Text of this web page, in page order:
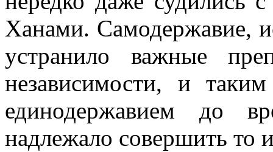
Ханами. Самодержавие,
устранило важные
независимости, и
единодержавием до
надлежало совершить то